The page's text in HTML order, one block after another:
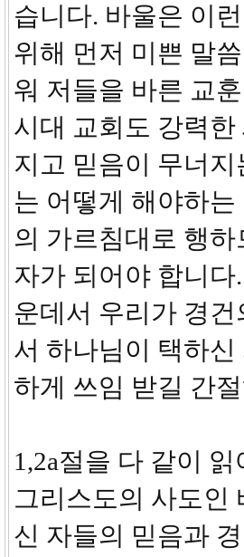
습니다. 바울은 이
위해 먼저 미쁜 말
워 저들을 바른 교
시대 교회도 강력
지고 믿음이 무너
는 어떻게 해야하
의 가르침대로 행
자가 되어야 합니
운데서 우리가 경
서 하나님이 택하
하게 쓰임 받길 간
1,2a절을 다 같이
그리스도의 사도인
신 자들의 믿음과